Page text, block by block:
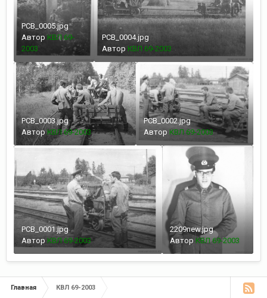
РСВ_0005.jpg
Автор КВЛ 69-
2003
РСВ_0004.jpg
Автор КВЛ 69-2003
РСВ_0003.jpg
АвторКВЛ 69-2003
РСВ_0002.jpg
АвторКВЛ 69-2003
РСВ_0001.jpg
Автор КВЛ 69-2003
2209new.jpg
Автор КВЛ 69-2003
Главная КВЛ 69-2003